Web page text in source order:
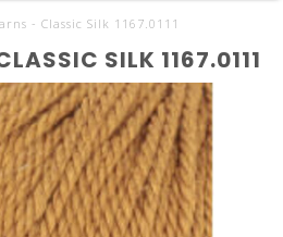
- Classic Silk 1167.0111
SILK 1167.0111